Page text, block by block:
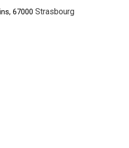
67000 Strasbourg